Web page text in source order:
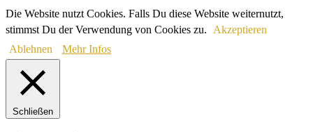
Die Website nutzt Cookies. Falls Du diese Website weiternutzt,
stimmst Du der Verwendung von Cookies zu.
Akzeptieren
Ablehnen
Mehr Infos
Schließen